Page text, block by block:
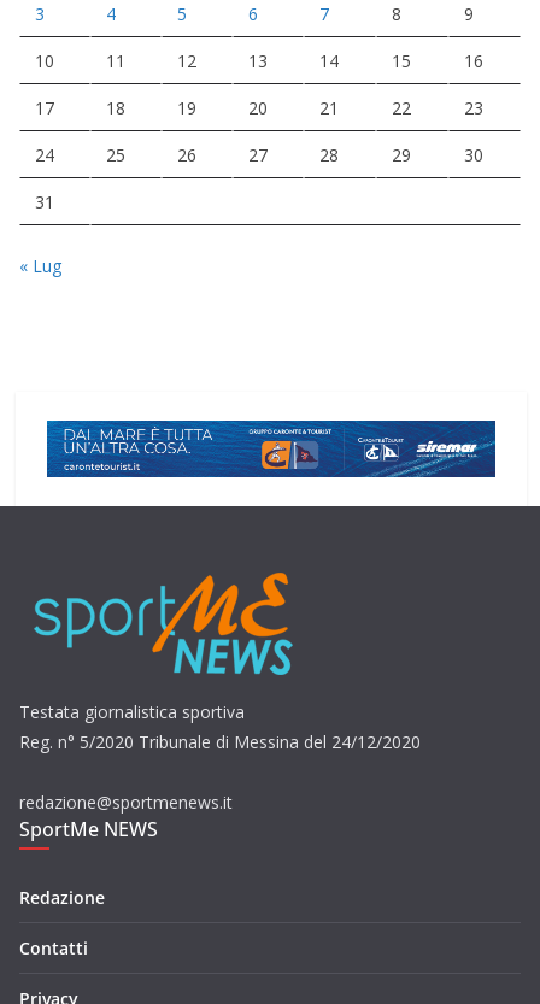
3 4 5 6 7 8 9
10 11 12 13 14 15 16
17 18 19 20 21 22 23
24 25 26 27 28 29 30
31
« Lug
Testata giornalistica sportiva
Reg. n° 5/2020 Tribunale di Messina del 24/12/2020
redazione@sportmenews.it
SportMe NEWS
Redazione
Contatti
Privacy